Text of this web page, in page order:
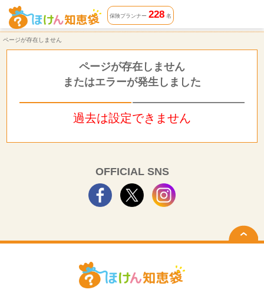
ページが存在しません | ほけん知恵袋
保険プランナー 228名
ページが存在しません
ページが存在しません
またはエラーが発生しました
過去は設定できません
OFFICIAL SNS